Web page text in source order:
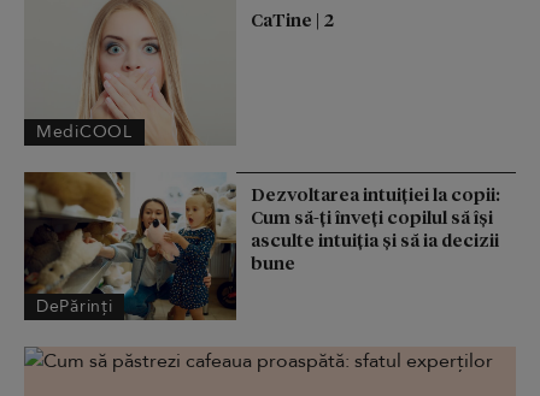
MediCOOL
CaTine | 2
DePărinți
Dezvoltarea intuiției la copii:
Cum să-ți înveți copilul să își
asculte intuiția și să ia decizii
bune